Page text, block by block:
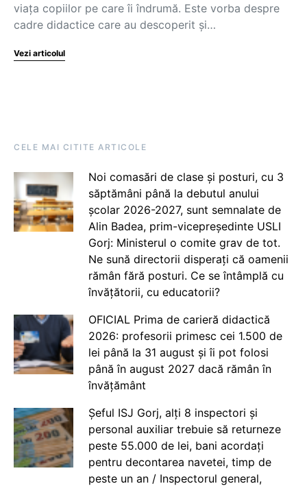
viața copiilor pe care îi îndrumă. Este vorba despre
cadre didactice care au descoperit și…
Vezi articolul
CELE MAI CITITE ARTICOLE
Noi comasări de clase și posturi, cu 3
săptămâni până la debutul anului
școlar 2026-2027, sunt semnalate de
Alin Badea, prim-vicepreședinte USLI
Gorj: Ministerul o comite grav de tot.
Ne sună directorii disperați că oamenii
rămân fără posturi. Ce se întâmplă cu
învățătorii, cu educatorii?
OFICIAL Prima de carieră didactică
2026: profesorii primesc cei 1.500 de
lei până la 31 august și îi pot folosi
până în august 2027 dacă rămân în
învățământ
Șeful ISJ Gorj, alți 8 inspectori și
personal auxiliar trebuie să returneze
peste 55.000 de lei, bani acordați
pentru decontarea navetei, timp de
peste un an / Inspectorul general,